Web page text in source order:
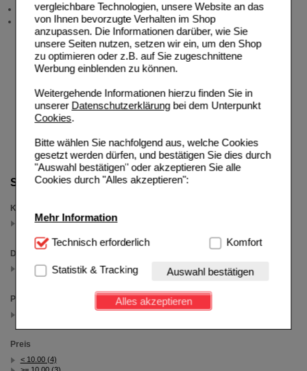
vergleichbare Technologien, unsere Website an das
von Ihnen bevorzugte Verhalten im Shop
anzupassen. Die Informationen darüber, wie Sie
unsere Seiten nutzen, setzen wir ein, um den Shop
zu optimieren oder z.B. auf Sie zugeschnittene
Werbung einblenden zu können.
Weitergehende Informationen hierzu finden Sie in
unserer Datenschutzerklärungbei dem Unterpunkt
Cookies.
Bitte wählen Sie nachfolgend aus, welche Cookies
gesetzt werden dürfen, und bestätigen Sie dies durch
"Auswahl bestätigen" oder akzeptieren Sie alle
Cookies durch "Alles akzeptieren":
Mehr Information
Technisch Notwendig:Hierbei handelt es sich um
Website notwendig sind (z.B. Navigation, Warenkorb,
Kundenkonto), weshalb auf diese nicht verzichtet
werden kann.
Einkaufserlebnis noch ansprechender zu gestalten,
Verhaltensweisen (z.B. Spracheinstellung)
Technisch erforderlich Komfort
Statistik & Tracking Auswahl bestätigen
Alles akzeptieren
Suche verfeinern
Kategorien
Knochen & Gelenke
Darreichungsform
Tabletten
(auswahl entfernen)
Packungsgröße
Preis
< 10.00 (4)
Neukundenprämie
Stellenangebote